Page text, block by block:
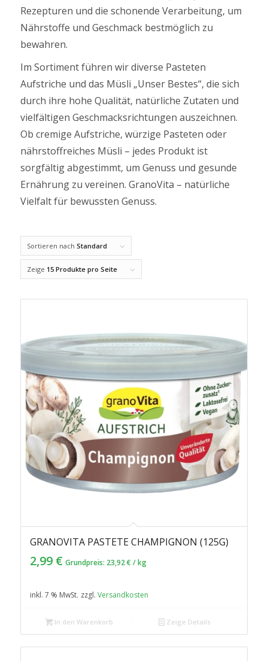
Rezepturen und die schonende Verarbeitung, um
Nährstoffe und Geschmack bestmöglich zu
bewahren.
Im Sortiment führen wir diverse Pasteten
Aufstriche und das Müsli „Unser Bestes“, die sich
durch ihre hohe Qualität, natürliche Zutaten und
vielfältigen Geschmacksrichtungen auszeichnen.
Ob cremige Aufstriche, würzige Pasteten oder
nährstoffreiches Müsli – jedes Produkt ist
sorgfältig abgestimmt, um Genuss und gesunde
Ernährung zu vereinen. GranoVita – natürliche
Vielfalt für bewussten Genuss.
Sortieren nach Standard
Zeige 15 Produkte pro Seite
GRANOVITA PASTETE CHAMPIGNON (125G)
2,99 € Grundpreis: 23,92€ /kg
inkl. 7 % MwSt. zzgl. Versandkosten
In den Warenkorb Zeige Details